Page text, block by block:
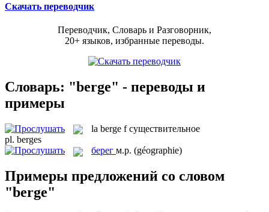
Скачать переводчик
Переводчик, Словарь и Разговорник,
20+ языков, избранные переводы.
Словарь: "berge" - переводы и
примеры
la berge f существительное
pl. berges
берег м.р. (géographie)
Примеры предложений со словом
"berge"